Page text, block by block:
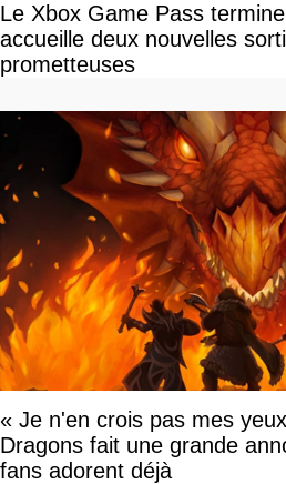
Le Xbox Game Pass
accueille deux nouvelles
prometteuses
« Je n'en crois pas mes
Dragons fait une grande
fans adorent déjà